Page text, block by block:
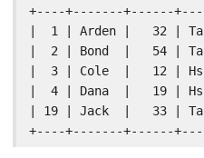
+----+-------+------
|  1 | Arden |   32 |
|  2 | Bond  |   54 |
|  3 | Cole  |   12 |
|  4 | Dana  |   19 |
| 19 | Jack  |   33 |
+----+-------+------